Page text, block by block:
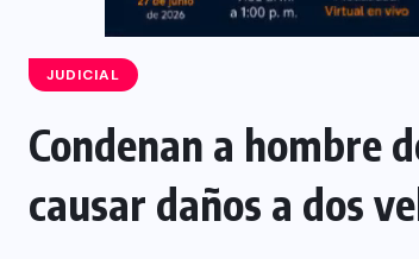
JUDICIAL
Condenan a hombre
causar daños a dos
NACIONAL
Capturan a siete